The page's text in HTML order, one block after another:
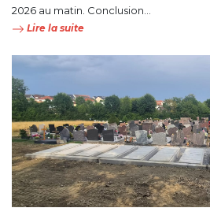
2026 au matin. Conclusion...
Lire la suite